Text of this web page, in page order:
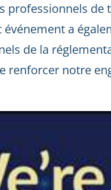
professionnels de
a
de la
renforcer notre